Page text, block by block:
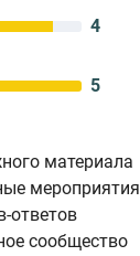
4
5
материала
мероприятия
ответов
сообщество